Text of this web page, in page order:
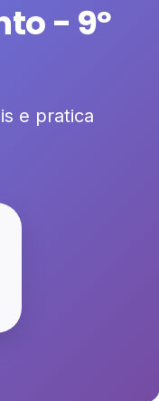
- 9º
e pratica